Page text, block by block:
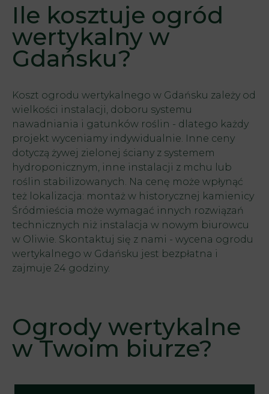
Ile kosztuje ogród
wertykalny w
Gdańsku?
Koszt ogrodu wertykalnego w Gdańsku zależy od
wielkości instalacji, doboru systemu
nawadniania i gatunków roślin - dlatego każdy
projekt wyceniamy indywidualnie. Inne ceny
dotyczą żywej zielonej ściany z systemem
hydroponicznym, inne instalacji z mchu lub
roślin stabilizowanych. Na cenę może wpłynąć
też lokalizacja: montaż w historycznej kamienicy
Śródmieścia może wymagać innych rozwiązań
technicznych niż instalacja w nowym biurowcu
w Oliwie. Skontaktuj się z nami - wycena ogrodu
wertykalnego w Gdańsku jest bezpłatna i
zajmuje 24 godziny.
Ogrody wertykalne
w Twoim biurze?